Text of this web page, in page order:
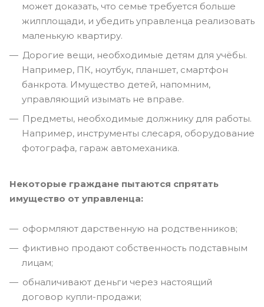
может доказать, что семье требуется больше
жилплощади, и убедить управленца реализовать
маленькую квартиру.
Дорогие вещи, необходимые детям для учёбы.
Например, ПК, ноутбук, планшет, смартфон
банкрота. Имущество детей, напомним,
управляющий изымать не вправе.
Предметы, необходимые должнику для работы.
Например, инструменты слесаря, оборудование
фотографа, гараж автомеханика.
Некоторые граждане пытаются спрятать
имущество от управленца:
оформляют дарственную на родственников;
фиктивно продают собственность подставным
лицам;
обналичивают деньги через настоящий
договор купли-продажи;